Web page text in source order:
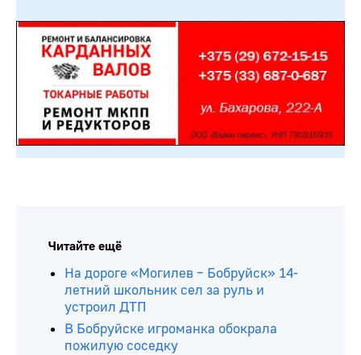
Читайте ещё
На дороге «Могилев – Бобруйск» 14-
летний школьник сел за руль и
устроил ДТП
В Бобруйске игроманка обокрала
пожилую соседку